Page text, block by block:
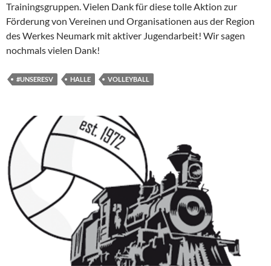
Trainingsgruppen. Vielen Dank für diese tolle Aktion zur
Förderung von Vereinen und Organisationen aus der Region
des Werkes Neumark mit aktiver Jugendarbeit! Wir sagen
nochmals vielen Dank!
#UNSERESV HALLE VOLLEYBALL